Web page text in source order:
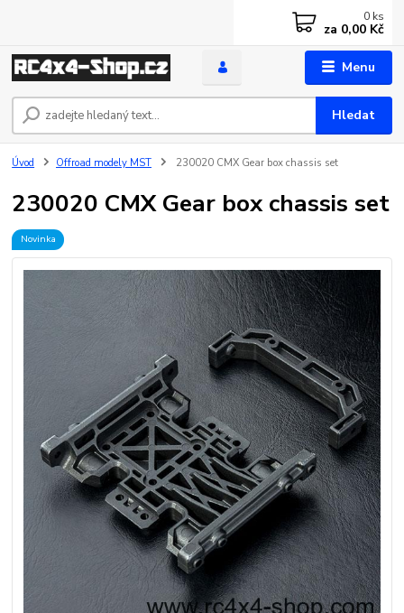
Menu
Hledat
0 ks
za 0,00 Kč
Úvod Offroad modely MST 230020 CMX Gear box chassis set
230020 CMX Gear box chassis set
Novinka